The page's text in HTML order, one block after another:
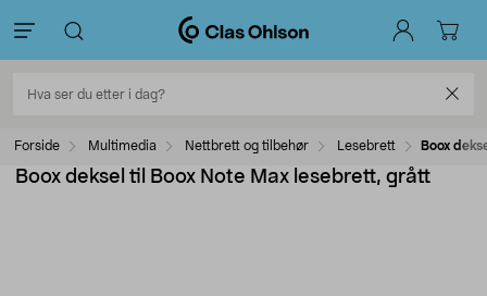
Forside Multimedia Nettbrett og tilbehør Lesebrett Boox
Boox deksel til Boox Note Max lesebrett, grått